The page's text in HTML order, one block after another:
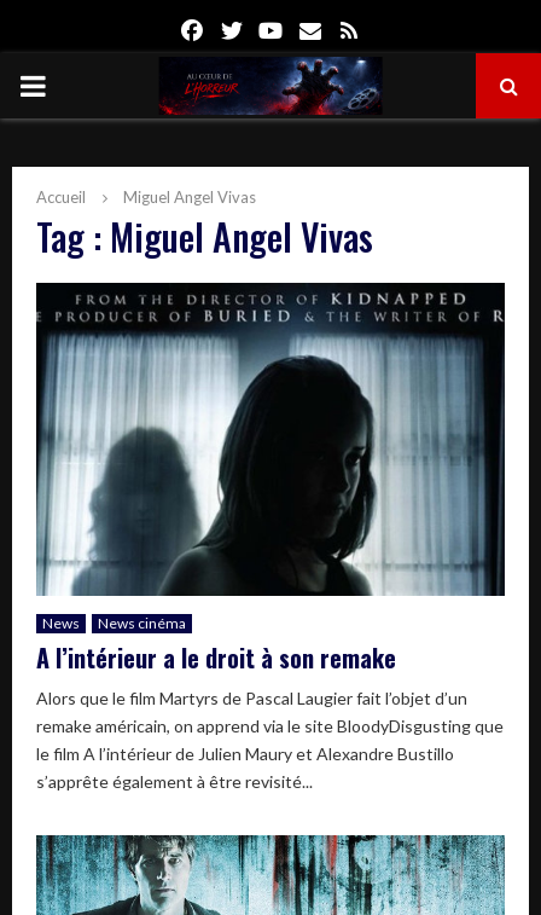
FacebookTwitterYoutube
Email
PRIMARY
Accueil Miguel Angel Vivas
Tag : Miguel Angel Vivas
News News cinéma
A l’intérieur a le droit à son remake
Alors que le film Martyrs de Pascal Laugier fait l’objet d’un
remake américain, on apprend via le site BloodyDisgusting que
le film A l’intérieur de Julien Maury et Alexandre Bustillo
s’apprête également à être revisité...